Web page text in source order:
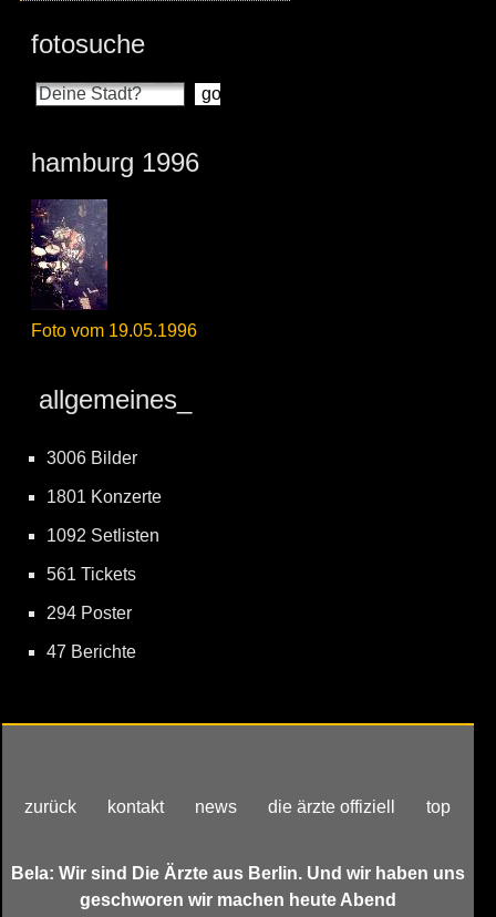
fotosuche
hamburg 1996
Foto vom 19.05.1996
allgemeines_
3006 Bilder
1801 Konzerte
1092 Setlisten
561 Tickets
294 Poster
47 Berichte
zurück kontakt news die ärzte offiziell top
Bela: Wir sind Die Ärzte aus Berlin. Und wir haben uns
geschworen wir machen heute Abend